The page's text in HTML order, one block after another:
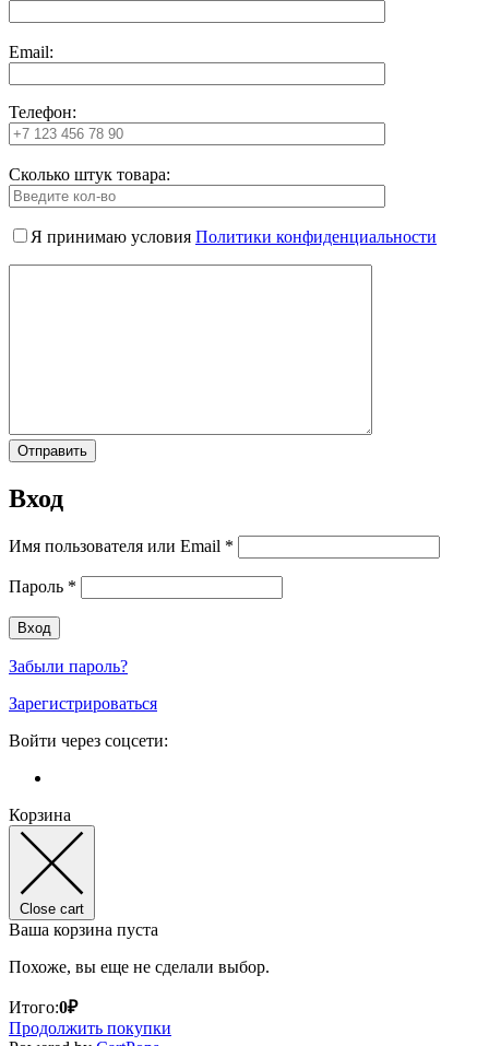
Email:
Телефон:
Сколько штук товара:
Я принимаю условия Политики конфиденциальности
Вход
Имя пользователя или Email *
Пароль *
Забыли пароль?
Зарегистрироваться
Войти через соцсети:
Корзина
Close cart
Ваша корзина пуста
Похоже, вы еще не сделали выбор.
Итого:0₽
Продолжить покупки